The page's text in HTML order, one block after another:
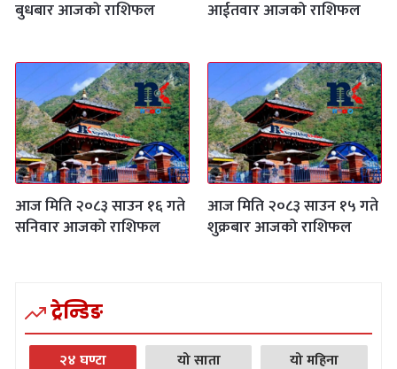
बुधबार आजको राशिफल
आईतवार आजको राशिफल
आज मिति २०८३ साउन १६ गते
सनिवार आजको राशिफल
आज मिति २०८३ साउन १५ गते
शुक्रबार आजको राशिफल
ट्रेन्डिङ
२४ घण्टा यो साता यो महिना